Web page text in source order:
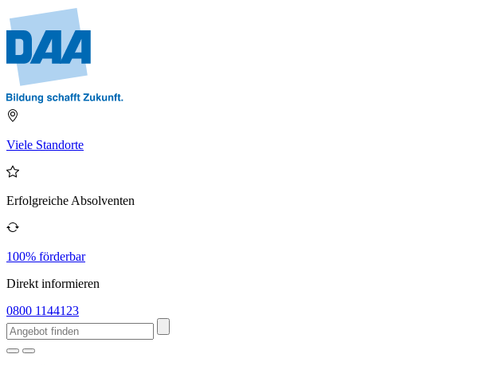
Viele Standorte
Erfolgreiche Absolventen
100% förderbar
Direkt informieren
0800 1144123